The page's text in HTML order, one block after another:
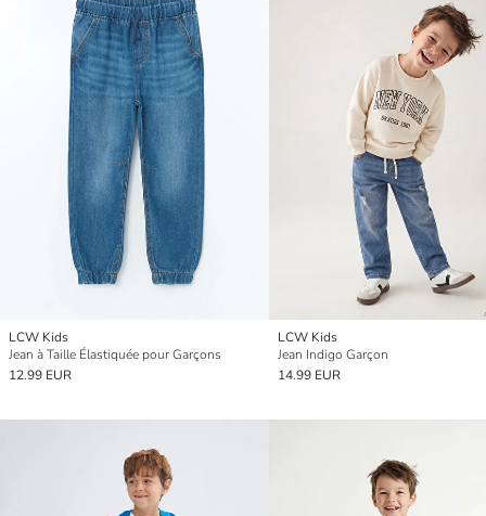
LCW Kids
Jean à Taille Élastiquée pour Garçons
12.99 EUR
LCW Kids
Jean Indigo Garçon
14.99 EUR